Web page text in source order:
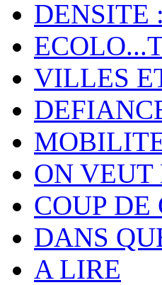
DENSITE
VILLES
ON VEUT
COUP DE
DANS
A LIRE